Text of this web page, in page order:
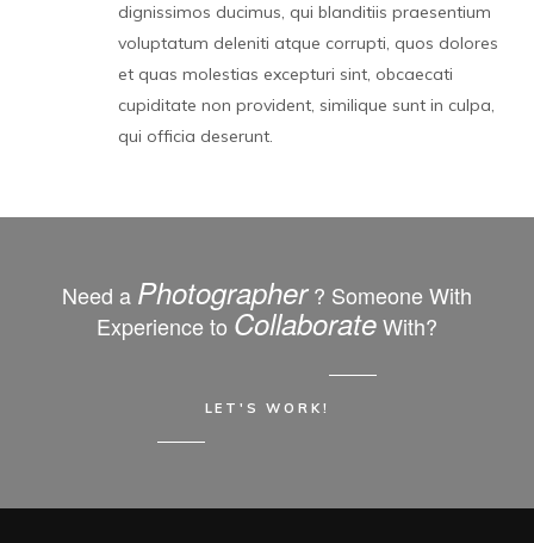
dignissimos ducimus, qui blanditiis praesentium
voluptatum deleniti atque corrupti, quos dolores
et quas molestias excepturi sint, obcaecati
cupiditate non provident, similique sunt in culpa,
qui officia deserunt.
Need a Photographer? Someone With
Experience to CollaborateWith?
LET'S WORK!